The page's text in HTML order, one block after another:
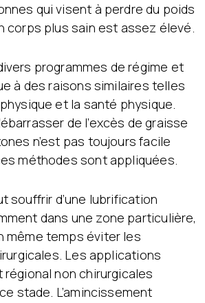
qui visent à perdre du poids
corps plus sain est assez élevé.
programmes de régime et
à des raisons similaires telles
et la santé physique.
de l’excès de graisse
n’est pas toujours facile
méthodes sont appliquées.
souffrir d’une lubrification
dans une zone particulière,
même temps éviter les
Les applications
régional non chirurgicales
stade. L’amincissement